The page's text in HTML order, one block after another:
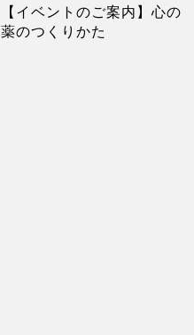
【イベントのご案内】心の
薬のつくりかた